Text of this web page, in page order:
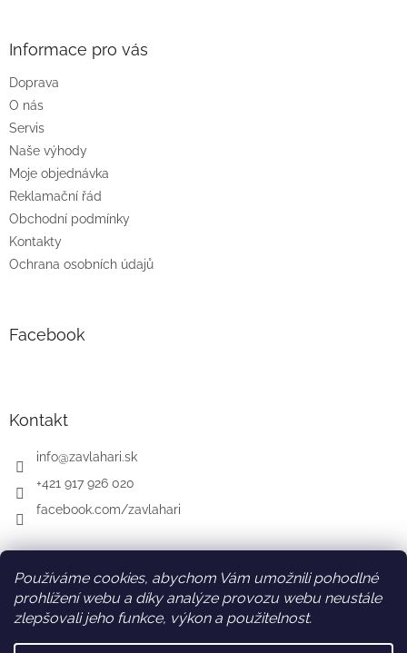
Používáme cookies, abychom Vám umožnili pohodlné
prohlížení webu a díky analýze provozu webu neustále
zlepšovali jeho funkce, výkon a použitelnost.
Informace pro vás
Doprava
O nás
Servis
Naše výhody
Moje objednávka
Reklamační řád
Obchodní podmínky
Kontakty
Ochrana osobních údajů
Facebook
Kontakt
info@zavlahari.sk
+421 917 926 020
facebook.com/zavlahari
SK AT DE